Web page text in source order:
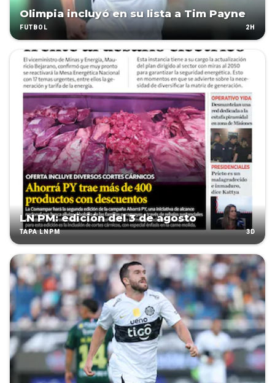
Olimpia incluyó en su lista a Tim Payne
FÚTBOL 2H
LN PM: edición del 3 de agosto
TAPA LNPM 3D